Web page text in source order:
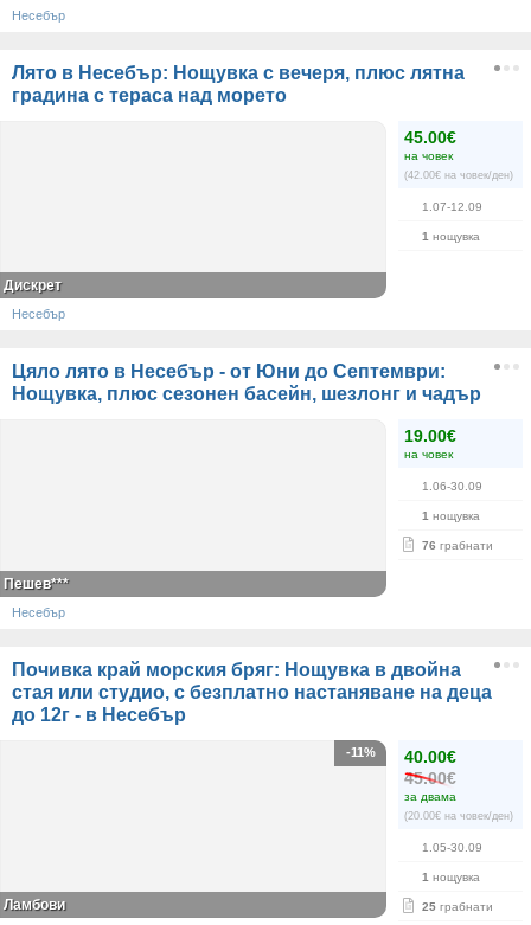
Несебър
Лято в Несебър: Нощувка с вечеря, плюс лятна
градина с тераса над морето
45.00€
на човек
(42.00€ на човек/ден)
1.07-12.09
1 нощувка
Дискрет
Несебър
Цяло лято в Несебър - от Юни до Септември:
Нощувка, плюс сезонен басейн, шезлонг и чадър
19.00€
на човек
1.06-30.09
1 нощувка
76 грабнати
Пешев***
Несебър
Почивка край морския бряг: Нощувка в двойна
стая или студио, с безплатно настаняване на деца
до 12г - в Несебър
40.00€
45.00€
за двама
(20.00€ на човек/ден)
1.05-30.09
1 нощувка
25 грабнати
-11%
Ламбови